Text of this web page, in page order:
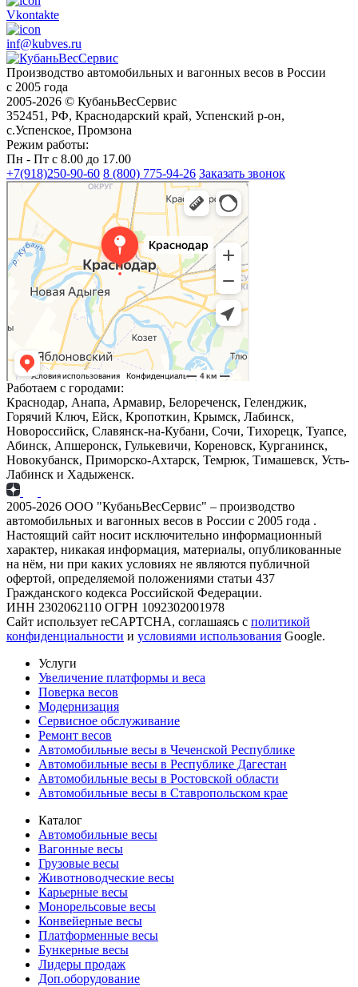
Vkontakte
inf@kubves.ru
Производство автомобильных и вагонных весов в России
с 2005 года
2005-2026 © КубаньВесСервис
352451, РФ, Краснодарский край, Успенский р-он,
с.Успенское, Промзона
Режим работы:
Пн - Пт с 8.00 до 17.00
+7(918)250-90-60 8 (800) 775-94-26 Заказать звонок
Краснодар
Краснодар — Яндекс Карты
Работаем с городами:
Краснодар, Анапа, Армавир, Белореченск, Геленджик,
Горячий Ключ, Ейск, Кропоткин, Крымск, Лабинск,
Новороссийск, Славянск-на-Кубани, Сочи, Тихорецк, Туапсе,
Абинск, Апшеронск, Гулькевичи, Кореновск, Курганинск,
Новокубанск, Приморско-Ахтарск, Темрюк, Тимашевск, Усть-
Лабинск и Хадыженск.
2005-2026 ООО "КубаньВесСервис" – производство
автомобильных и вагонных весов в России с 2005 года .
Настоящий сайт носит исключительно информационный
характер, никакая информация, материалы, опубликованные
на нём, ни при каких условиях не являются публичной
офертой, определяемой положениями статьи 437
Гражданского кодекса Российской Федерации.
ИНН 2302062110 ОГРН 1092302001978
Сайт использует reCAPTCHA, соглашаясь с политикой
конфиденциальности и условиями использования Google.
Услуги
Увеличение платформы и веса
Поверка весов
Модернизация
Сервисное обслуживание
Ремонт весов
Автомобильные весы в Чеченской Республике
Автомобильные весы в Республике Дагестан
Автомобильные весы в Ростовской области
Автомобильные весы в Ставропольском крае
Каталог
Автомобильные весы
Вагонные весы
Грузовые весы
Животноводческие весы
Карьерные весы
Монорельсовые весы
Конвейерные весы
Платформенные весы
Бункерные весы
Лидеры продаж
Доп.оборудование